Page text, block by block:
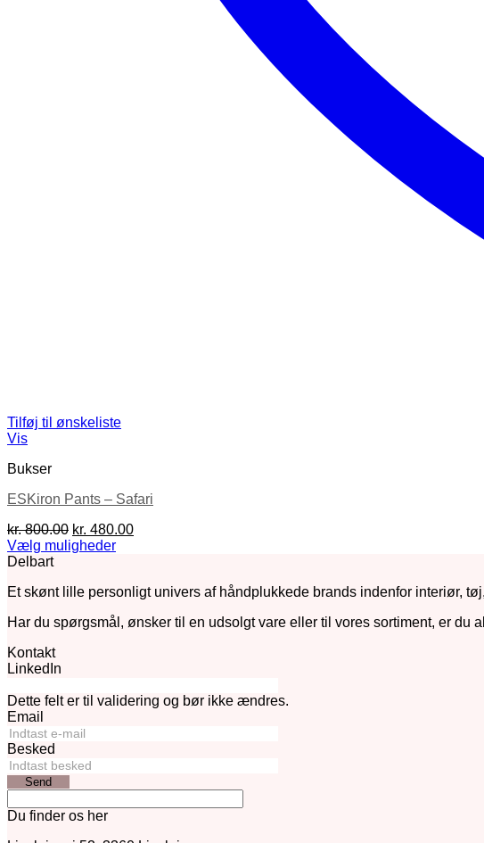
Tilføj til ønskeliste
Vis
Bukser
ESKiron Pants – Safari
kr.800.00 Den
oprindelige
kr. 800.00.
kr. 480.00Den
kr. 480.00.
Vælg muligheder
Dette
har
varianter.
kan
vælges
varesiden
Delbart
Et skønt lille personligt univers af håndplukkede brands indenfor interiør,
Har du spørgsmål, ønsker til en udsolgt vare eller til vores sortiment, er
Kontakt
LinkedIn
Dette felt er til validering og bør ikke ændres.
Email
Besked
Send
Du finder os her